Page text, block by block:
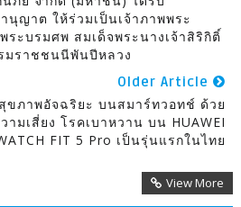
ญาต ให้ร่วมเป็นเจ้าภาพพระ
ะบรมศพ สมเด็จพระนางเจ้าสิริกิติ์
มราชชนนีพันปีหลวง
Older Article
ขภาพอัจฉริยะ บนสมาร์ทวอทช์ ด้วย
มเสี่ยง โรคเบาหวาน บน HUAWEI
FIT 5 Pro เป็นรุ่นแรกในไทย
View More